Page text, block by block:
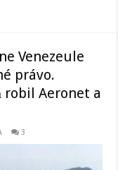
Venezeule
právo.
robil Aeronet a
3